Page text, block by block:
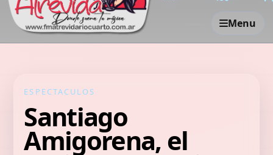
Menu
ESPECTACULOS
Santiago
Amigorena, el